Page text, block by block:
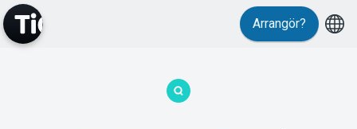
MyTickster
Arrangör?